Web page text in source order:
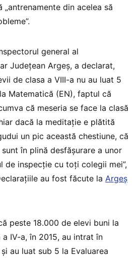
„antrenamente din acelea să
general al
Județean Argeș, a declarat,
de clasa a VIII-a nu au luat 5
Matematică (EN), faptul că
că meseria se face la clasă
dacă la meditație e plătită
un pic această chestiune, că
în plină desfășurare a unor
de inspecție cu toți colegii mei”,
au fost făcute la Argeș
peste 18.000 de elevi buni la
IV-a, în 2015, au intrat în
au luat sub 5 la Evaluarea